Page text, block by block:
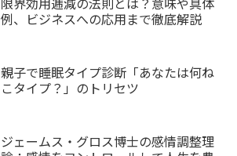
例、ビジネスへの応用まで徹底解説
親子で睡眠タイプ診断「あなたは何ね
こタイプ？」のトリセツ
ジェームス・グロス博士の感情調整理